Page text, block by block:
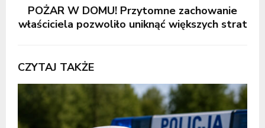
POŻAR W DOMU! Przytomne zachowanie
właściciela pozwoliło uniknąć większych strat
CZYTAJ TAKŻE